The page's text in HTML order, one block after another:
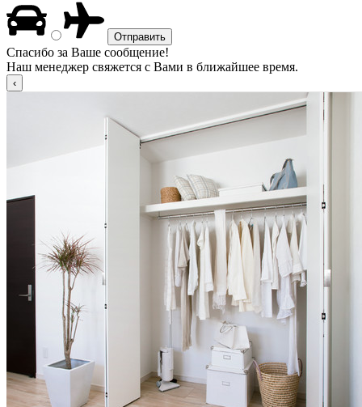
Спасибо за Ваше сообщение!
Наш менеджер свяжется с Вами в ближайшее время.